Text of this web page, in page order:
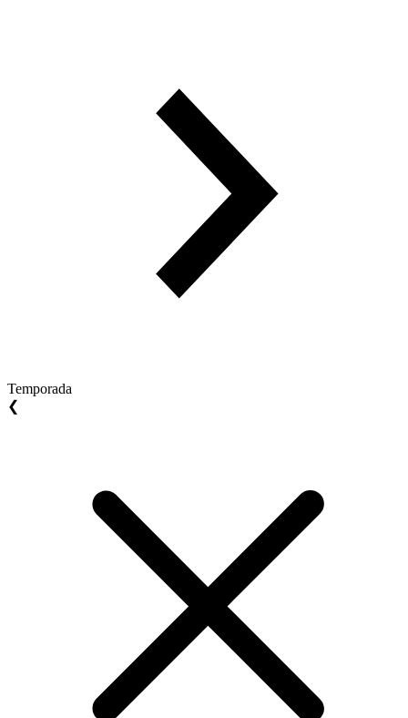
Temporada
❮